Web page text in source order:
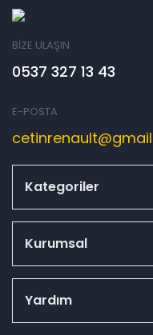
BİZE ULAŞIN
0537 327 13 43
E-POSTA
Kategoriler
Kurumsal
Yardım